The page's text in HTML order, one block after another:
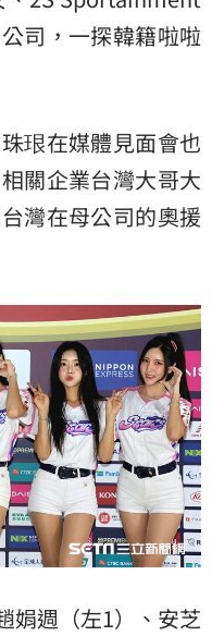
司，一探韓籍啦啦
珢在媒體見面會也
關企業台灣大哥大
灣在母公司的奧援
週（左1）、 安芝